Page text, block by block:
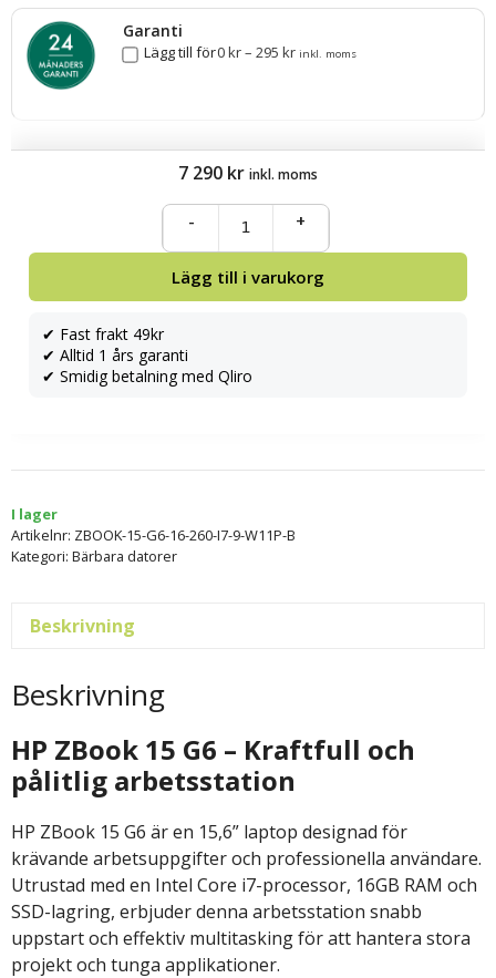
Garanti
Lägg till för0kr–295kr inkl. moms
7 290 kr inkl. moms
- +
Lägg till i varukorg
✔ Fast frakt 49kr
✔ Alltid 1 års garanti
✔ Smidig betalning med Qliro
I lager
Artikelnr: ZBOOK-15-G6-16-260-I7-9-W11P-B
Kategori: Bärbara datorer
Beskrivning
Beskrivning
HP ZBook 15 G6 – Kraftfull och
pålitlig arbetsstation
HP ZBook 15 G6 är en 15,6” laptop designad för
krävande arbetsuppgifter och professionella användare.
Utrustad med en Intel Core i7-processor, 16GB RAM och
SSD-lagring, erbjuder denna arbetsstation snabb
uppstart och effektiv multitasking för att hantera stora
projekt och tunga applikationer.